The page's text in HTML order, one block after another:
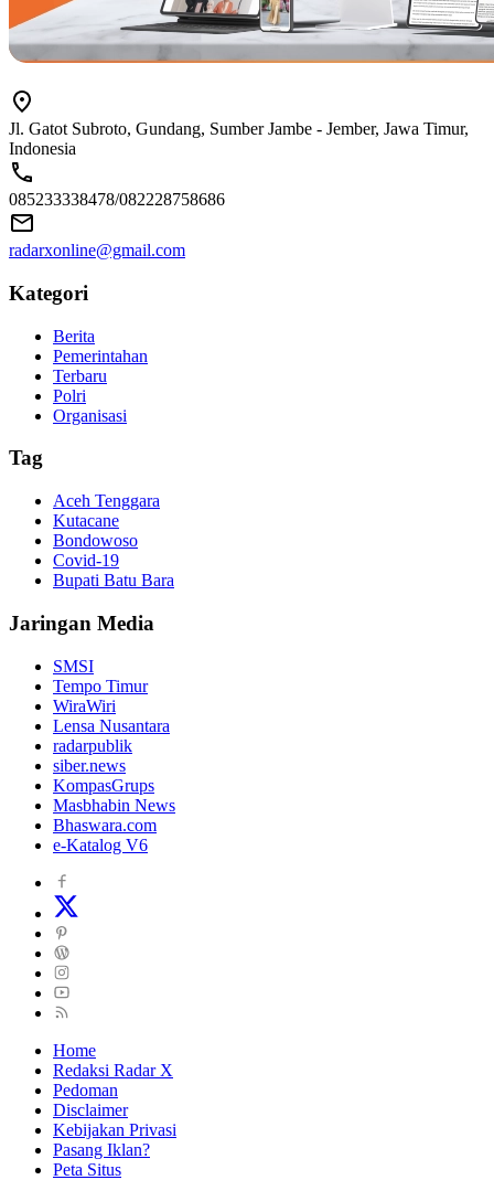
Jl. Gatot Subroto, Gundang, Sumber Jambe - Jember, Jawa Timur,
Indonesia
085233338478/082228758686
radarxonline@gmail.com
Kategori
Berita
Pemerintahan
Terbaru
Polri
Organisasi
Tag
Aceh Tenggara
Kutacane
Bondowoso
Covid-19
Bupati Batu Bara
Jaringan Media
SMSI
Tempo Timur
WiraWiri
Lensa Nusantara
radarpublik
siber.news
KompasGrups
Masbhabin News
Bhaswara.com
e-Katalog V6
Home
Redaksi Radar X
Pedoman
Disclaimer
Kebijakan Privasi
Pasang Iklan?
Peta Situs